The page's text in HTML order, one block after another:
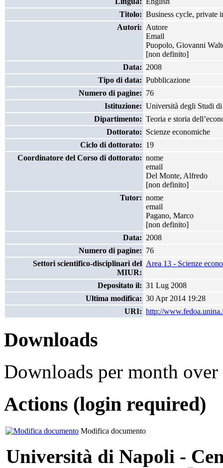
Titolo: Business cycle, private
Autori: Autore
Email
Puopolo, Giovanni
[non definito]
Data: 2008
Tipo di data: Pubblicazione
Numero di pagine: 76
Istituzione: Università degli Studi
Dipartimento: Teoria e storia
Dottorato: Scienze economiche
Ciclo di dottorato: 19
Coordinatore del Corso di dottorato: nome
email
Del Monte, Alfredo
[non definito]
Tutor: nome
email
Pagano, Marco
[non definito]
Data: 2008
Numero di pagine: 76
Settori scientifico-disciplinari del
MIUR:
Area 13 - Scienze
Depositato il: 31 Lug 2008
Ultima modifica: 30 Apr 2014 19:28
URI: http://
Downloads
Downloads per month over
Actions (login required)
Modifica documento
Università di Napoli -